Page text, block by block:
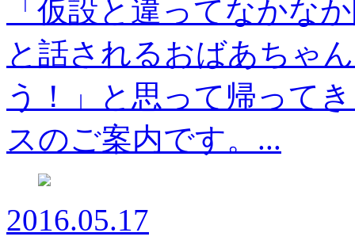
「仮設と違ってなかな
と話されるおばあちゃ
う！」と思って帰って
スのご案内です。...
2016.05.17